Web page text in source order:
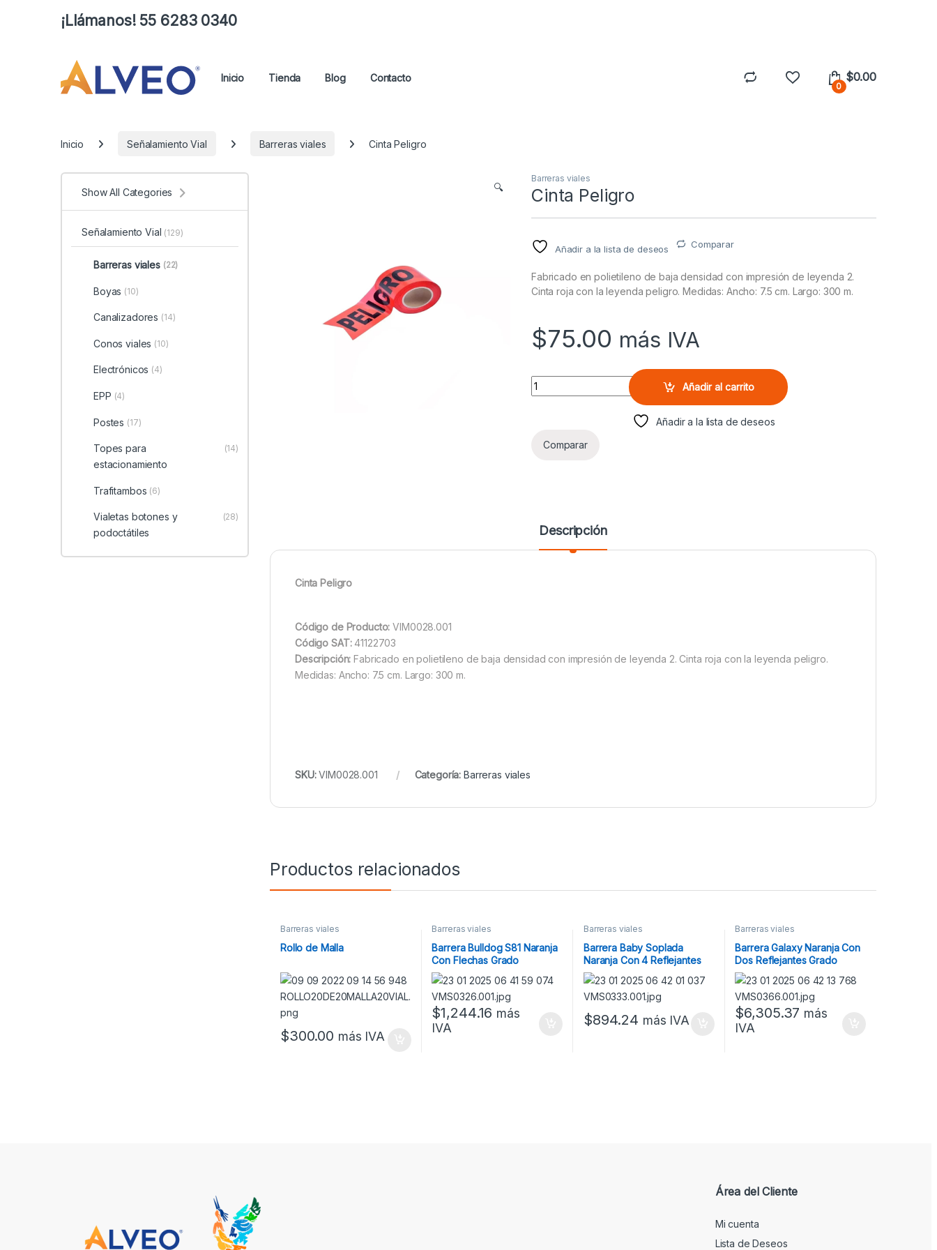
¡Llámanos! 55 6283 0340
Inicio Tienda Blog Contacto
0
$0.00
Inicio Señalamiento Vial Barreras viales Cinta Peligro
🔍
Barreras viales
Cinta Peligro
Añadir a la lista de deseos Comparar
Fabricado en polietileno de baja densidad con impresión de leyenda 2.
Cinta roja con la leyenda peligro. Medidas: Ancho: 7.5 cm. Largo: 300 m.
$75.00 más IVA
Cinta Peligro quantity
Añadir al carrito
Añadir a la lista de deseos
Comparar
Descripción
Cinta Peligro
Código de Producto: VIM0028.001
Código SAT:41122703
Descripción: Fabricado en polietileno de baja densidad con impresión de leyenda 2. Cinta roja con la leyenda peligro.
Medidas: Ancho: 7.5 cm. Largo: 300 m.
SKU:VIM0028.001 Categoría: Barreras viales
Productos relacionados
Barreras viales
Rollo de Malla
$300.00 más IVA
Barreras viales
Barrera Bulldog S81 Naranja
Con Flechas Grado
Ingeniería Prismático Más
Salientes Dos Caras
$1,244.16 más
IVA
Barreras viales
Barrera Baby Soplada
Naranja Con 4 Reflejantes
Grado Ingeniería En
Captafaros Más Tres
Flechas En Una Cara
$894.24 más IVA
Barreras viales
Barrera Galaxy Naranja Con
Dos Reflejantes Grado
Ingeniería
$6,305.37 más
IVA
Show All Categories
Señalamiento Vial (129)
Barreras viales (22)
Boyas (10)
Canalizadores (14)
Conos viales (10)
Electrónicos (4)
EPP (4)
Postes (17)
Topes para
estacionamiento
(14)
Trafitambos (6)
Vialetas botones y
podoctátiles
(28)
Área del Cliente
Mi cuenta
Lista de Deseos